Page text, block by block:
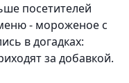
посетителей
- мороженое с
в догадках:
за добавкой.